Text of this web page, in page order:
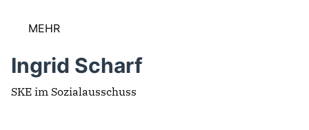
MEHR
Ingrid Scharf
SKE im Sozialausschuss